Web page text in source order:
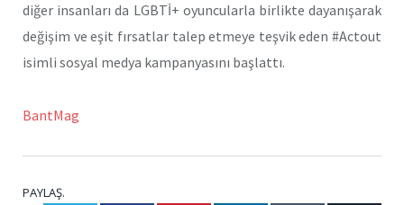
diğer insanları da LGBTİ+ oyuncularla birlikte dayanışarak
değişim ve eşit fırsatlar talep etmeye teşvik eden #Actout
isimli sosyal medya kampanyasını başlattı.
BantMag
PAYLAŞ.